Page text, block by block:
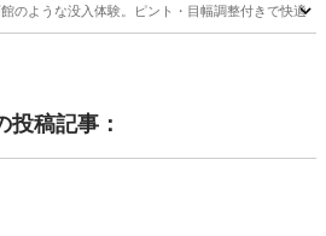
のような没入体験。ピント・目幅調整付きで快適に
投稿記事：